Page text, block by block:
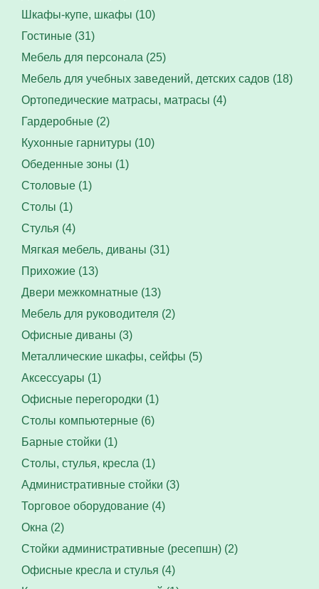
Шкафы-купе, шкафы (10)
Гостиные (31)
Мебель для персонала (25)
Мебель для учебных заведений, детских садов (18)
Ортопедические матрасы, матрасы (4)
Гардеробные (2)
Кухонные гарнитуры (10)
Обеденные зоны (1)
Столовые (1)
Столы (1)
Стулья (4)
Мягкая мебель, диваны (31)
Прихожие (13)
Двери межкомнатные (13)
Мебель для руководителя (2)
Офисные диваны (3)
Металлические шкафы, сейфы (5)
Аксессуары (1)
Офисные перегородки (1)
Столы компьютерные (6)
Барные стойки (1)
Столы, стулья, кресла (1)
Административные стойки (3)
Торговое оборудование (4)
Окна (2)
Стойки административные (ресепшн) (2)
Офисные кресла и стулья (4)